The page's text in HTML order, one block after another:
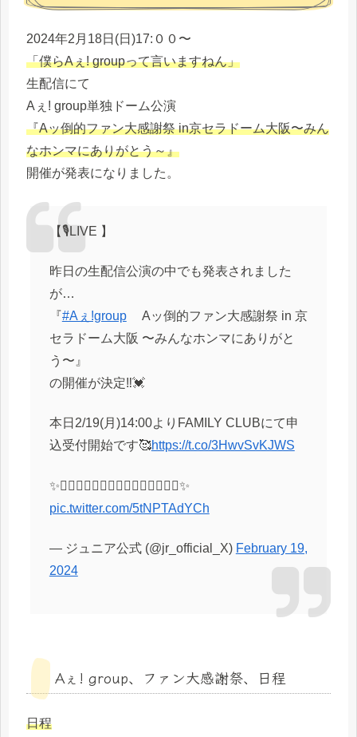
2024年2月18日(日)17:００〜
「僕らAぇ! groupって言いますねん」
生配信にて
Aぇ! group単独ドーム公演
『Aッ倒的ファン大感謝祭 in京セラドーム大阪〜みん
なホンマにありがとう～』
開催が発表になりました。
【🎙️LIVE 】
昨日の生配信公演の中でも発表されました
が…
『#AぇǃgroupAッ倒的ファン大感謝祭 in 京
セラドーム大阪 〜みんなホンマにありがと
う〜』
の開催が決定‼︎💓
本日2/19(月)14:00よりFAMILY CLUBにて申
込受付開始です🥰https://t.co/3HwvSvKJWS
✨🙇🏻‍♂️🙇🏻‍♂️🙇🏻‍♂️🙇🏻‍♂️🙇🏻‍♂️✨
pic.twitter.com/5tNPTAdYCh
— ジュニア公式 (@jr_official_X) February 19,
2024
Aぇ! group、ファン大感謝祭、日程
日程